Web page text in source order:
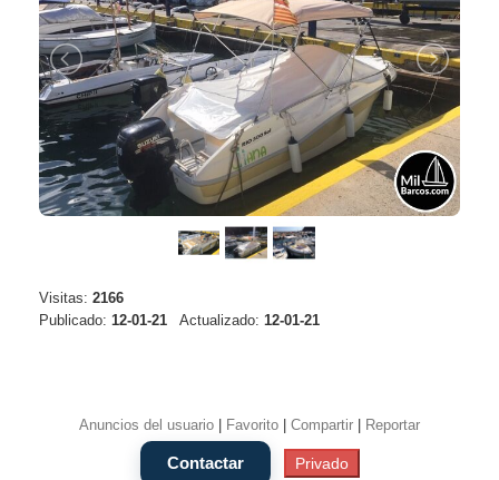
Visitas: 2166
Publicado: 12-01-21 Actualizado: 12-01-21
Anuncios del usuario Favorito Compartir Reportar